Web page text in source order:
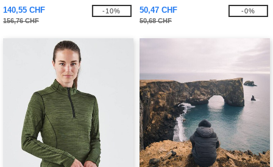
140,55 CHF
156,76 CHF
-10%
50,47 CHF
50,68 CHF
-0%